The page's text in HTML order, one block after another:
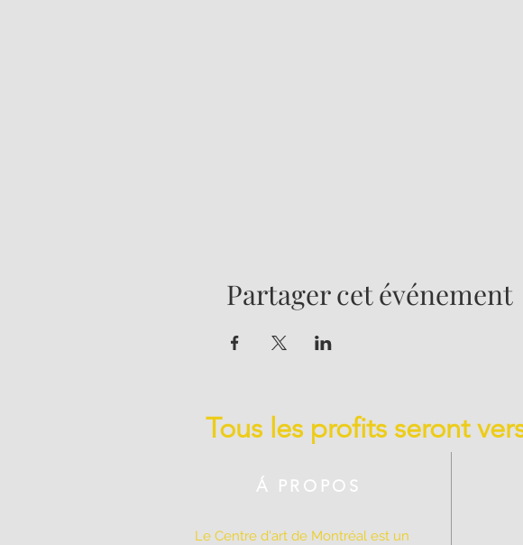
Partager cet événement
Á PROPOS
Le Centre d'art de Montréal est un
Tous les profits seront